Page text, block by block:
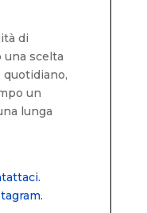
di
scelta
un
lunga